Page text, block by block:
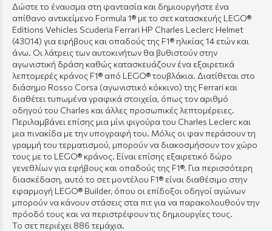
Δώστε το έναυσμα στη φαντασία και δημιουργήστε ένα
απίθανο αντικείμενο Formula 1® με το σετ κατασκευής LEGO®
Editions Vehicles Scuderia Ferrari HP Charles Leclerc Helmet
(43014) για εφήβους και οπαδούς της F1® ηλικίας 14 ετών και
άνω. Οι λάτρεις των αυτοκινήτων θα βυθιστούν στην
αγωνιστική δράση καθώς κατασκευάζουν ένα εξαιρετικά
λεπτομερές κράνος F1® από LEGO® τουβλάκια. Διατίθεται στο
διάσημο Rosso Corsa (αγωνιστικό κόκκινο) της Ferrari και
διαθέτει τυπωμένα γραφικά στοιχεία, όπως τον αριθμό
οδηγού του Charles και άλλες προσωπικές λεπτομέρειες.
Περιλαμβάνει επίσης μια μίνι φιγούρα του Charles Leclerc και
μια πινακίδα με την υπογραφή του. Μόλις οι φαν περάσουν τη
γραμμή του τερματισμού, μπορούν να διακοσμήσουν τον χώρο
τους με το LEGO® κράνος. Είναι επίσης εξαιρετικό δώρο
γενεθλίων για εφήβους και οπαδούς της F1®. Για περισσότερη
διασκέδαση, αυτό το σετ μοντέλου F1® είναι διαθέσιμο στην
εφαρμογή LEGO® Builder, όπου οι επίδοξοι οδηγοί αγώνων
μπορούν να κάνουν στάσεις στα πιτ για να παρακολουθούν την
πρόοδό τους και να περιστρέφουν τις δημιουργίες τους.
Το σετ περιέχει 886 τεμάχια.